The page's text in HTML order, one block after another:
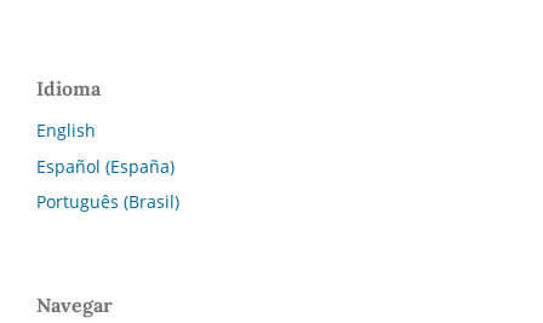
Idioma
English
Español (España)
Português (Brasil)
Navegar